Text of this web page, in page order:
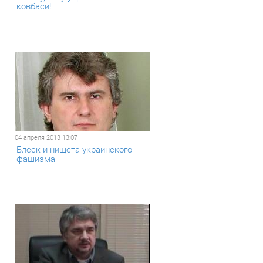
ковбаси!
04 апреля 2013 13:07
Блеск и нищета украинского
фашизма